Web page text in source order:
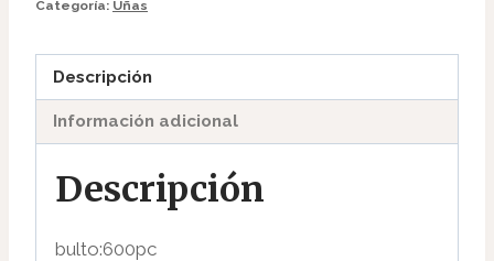
cantidad
Categoría: Uñas
Descripción
Información adicional
Descripción
bulto:600pc